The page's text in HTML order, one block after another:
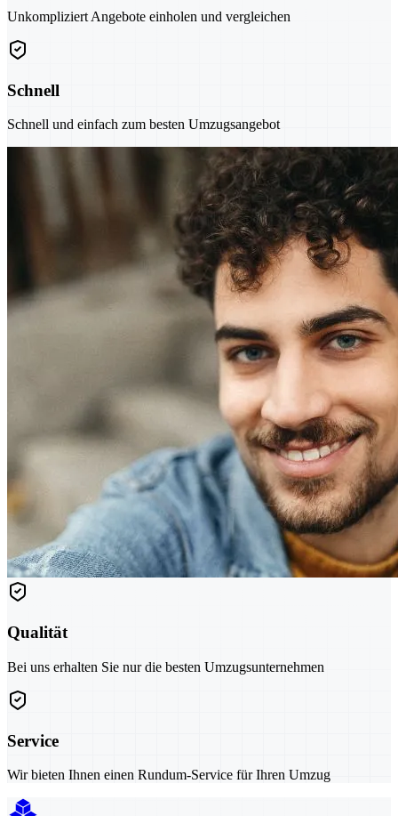
Unkompliziert Angebote einholen und vergleichen
Schnell
Schnell und einfach zum besten Umzugsangebot
Qualität
Bei uns erhalten Sie nur die besten Umzugsunternehmen
Service
Wir bieten Ihnen einen Rundum-Service für Ihren Umzug